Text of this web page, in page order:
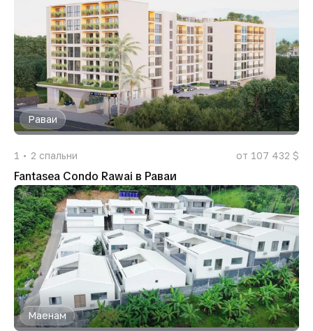
Раваи
1 2 спальни от 107 432 $
Fantasea Condo Rawai в Раваи
Маенам